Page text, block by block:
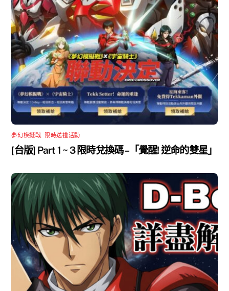
夢幻模擬戰 限時送禮活動
[台版] Part 1 ~ 3 限時兌換碼 –「覺醒! 逆命的雙星」